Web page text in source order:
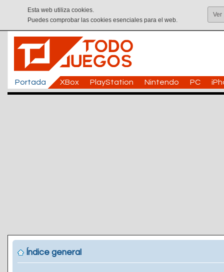
Esta web utiliza cookies.
Puedes comprobar las cookies esenciales para el web.
Ver
Portada XBox PlayStation Nintendo PC
Índice general